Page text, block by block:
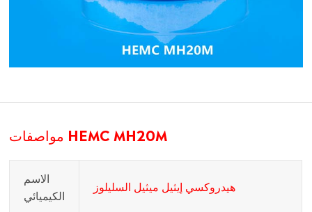
مواصفات HEMC MH20M
الاسم
الكيميائي
هيدروكسي إيثيل ميثيل السليلوز